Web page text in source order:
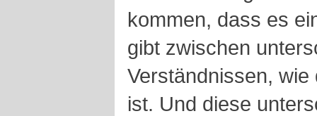
kommen, dass es
gibt zwischen
Verständnissen,
ist. Und diese